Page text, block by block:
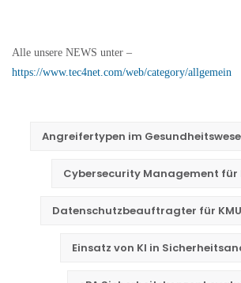
Alle unsere NEWS unter –
https://www.tec4net.com/web/category/allgemein
Angreifertypen im
Cybersecurity Management für
Datenschutzbeauftragter für
Einsatz von KI in